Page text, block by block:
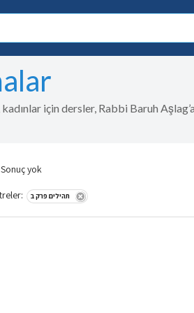
kadınlar için dersler, Rabbi Baruh
Sonuç yok
: תהילים פרק ב